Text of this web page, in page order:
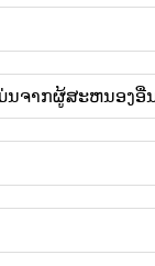
ນຈາກຜູ້ສະຫນອງອື່